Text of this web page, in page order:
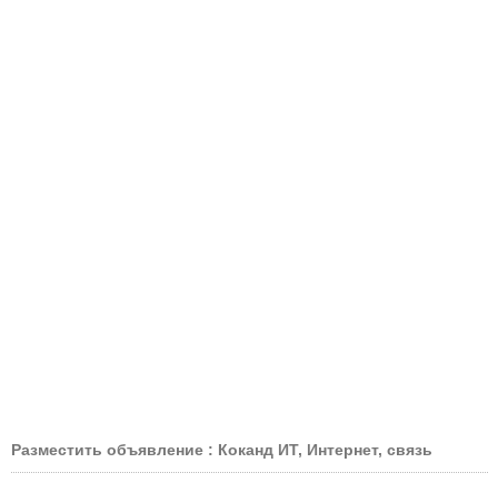
Разместить объявление : Коканд ИТ, Интернет, связь